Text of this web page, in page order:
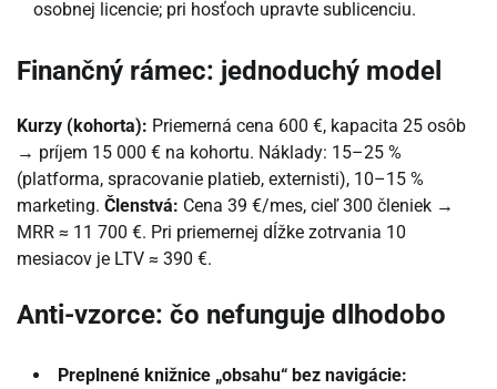
osobnej licencie; pri hosťoch upravte sublicenciu.
Finančný rámec: jednoduchý model
Kurzy (kohorta): Priemerná cena 600 €, kapacita 25 osôb
→ príjem 15 000 € na kohortu. Náklady: 15–25 %
(platforma, spracovanie platieb, externisti), 10–15 %
marketing. Členstvá: Cena 39 €/mes, cieľ 300 členiek →
MRR ≈ 11 700 €. Pri priemernej dĺžke zotrvania 10
mesiacov je LTV ≈ 390 €.
Anti-vzorce: čo nefunguje dlhodobo
Preplnené knižnice „obsahu“ bez navigácie: